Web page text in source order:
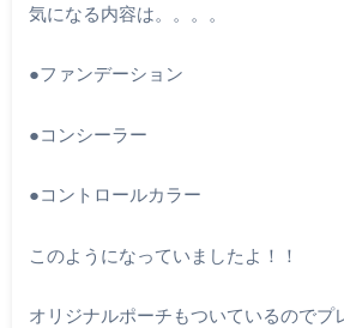
気になる内容は。。。。
●ファンデーション
●コンシーラー
●コントロールカラー
このようになっていましたよ！！
オリジナルポーチもついているのでプ